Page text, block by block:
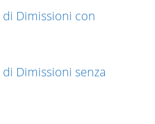
Dimissioni con
Dimissioni senza